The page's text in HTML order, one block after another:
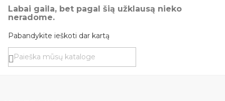
Labai gaila, bet pagal šią užklausą nieko
neradome.
Pabandykite ieškoti dar kartą